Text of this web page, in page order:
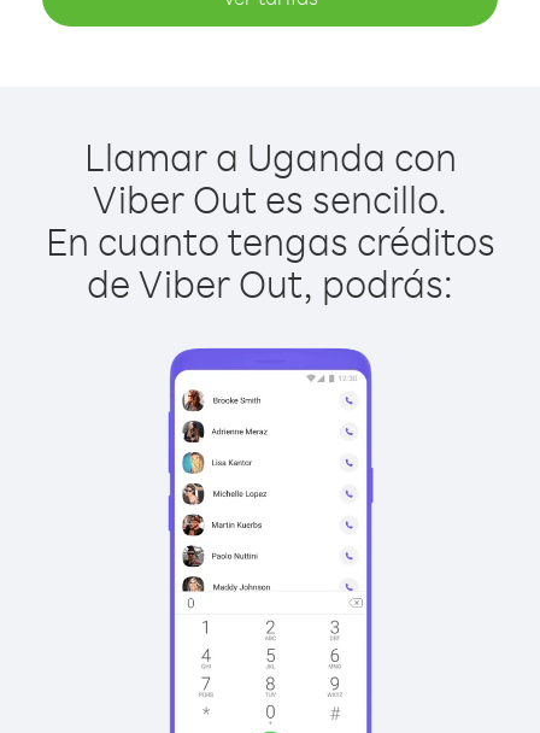
Llamar a Uganda con
Viber Out es sencillo.
En cuanto tengas créditos
de Viber Out, podrás: